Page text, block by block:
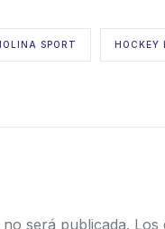
SPORT HOCKEY
será publicada. Los